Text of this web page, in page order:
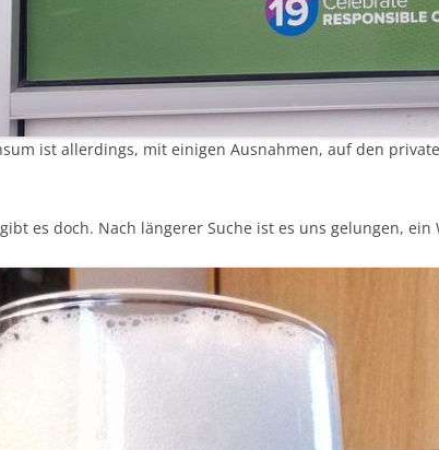
ist allerdings, mit einigen Ausnahmen, auf den
es doch. Nach längerer Suche ist es uns gelungen,